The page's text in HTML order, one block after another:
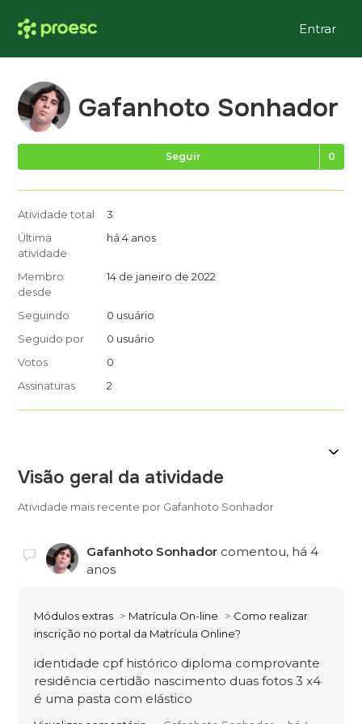
Entrar
Gafanhoto Sonhador
Seguir
Atividade total
3
Última
atividade
há 4 anos
Membro
desde
14 de janeiro de 2022
Seguindo
0 usuário
Seguido por
0 usuário
Votos
0
Assinaturas
2
Visão geral da atividade
Atividade mais recente por Gafanhoto Sonhador
Gafanhoto Sonhador comentou, há 4
anos
Módulos extras Matrícula On-line
Como realizar
inscrição no portal da Matrícula Online?
identidade cpf histórico diploma comprovante
residência certidão nascimento duas fotos 3 x4
é uma pasta com elástico